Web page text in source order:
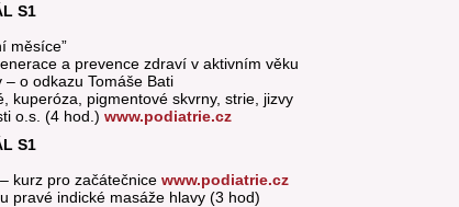
S1
měsíce”
a prevence zdraví v aktivním věku
– o odkazu Tomáše Bati
kuperóza, pigmentové skvrny, strie, jizvy
o.s. (4 hod.) www.podiatrie.cz
S1
kurz pro začátečnice www.podiatrie.cz
pravé indické masáže hlavy (3 hod)